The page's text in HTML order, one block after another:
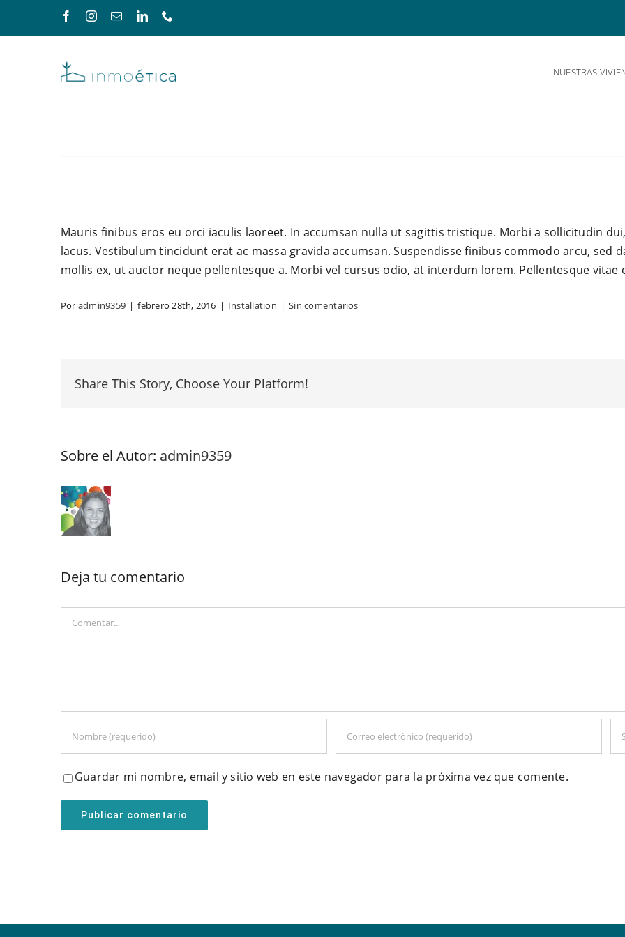
NUESTRAS
Mauris finibus eros eu orci iaculis laoreet. In accumsan nulla ut sagittis tristique. Morbi a sollicitudin
lacus. Vestibulum tincidunt erat ac massa gravida accumsan. Suspendisse finibus commodo arcu, sed
mollis ex, ut auctor neque pellentesque a. Morbi vel cursus odio, at interdum lorem. Pellentesque vitae
Por admin9359 | febrero 28th, 2016 | Installation | Sin comentarios
Share This Story, Choose Your Platform!
Sobre el Autor: admin9359
Deja tu comentario
Guardar mi nombre, email y sitio web en este navegador para la próxima vez que comente.